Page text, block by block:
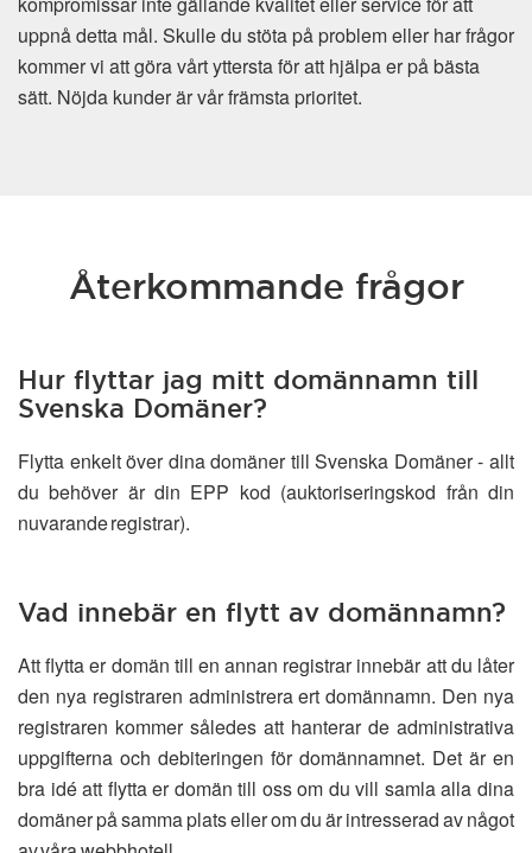
uppnå detta mål. Skulle du stöta på problem eller har frågor
kommer vi att göra vårt yttersta för att hjälpa er på bästa
sätt. Nöjda kunder är vår främsta prioritet.
Återkommande frågor
Hur flyttar jag mitt domännamn till
Svenska Domäner?
Flytta enkelt över dina domäner till Svenska Domäner - allt
du behöver är din EPP kod (auktoriseringskod från din
nuvarande registrar).
Vad innebär en flytt av domännamn?
Att flytta er domän till en annan registrar innebär att du låter
den nya registraren administrera ert domännamn. Den nya
registraren kommer således att hanterar de administrativa
uppgifterna och debiteringen för domännamnet. Det är en
bra idé att flytta er domän till oss om du vill samla alla dina
domäner på samma plats eller om du är intresserad av något